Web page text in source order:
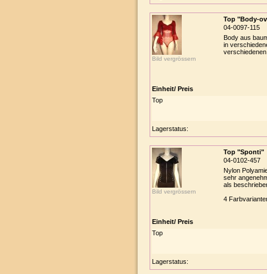
Bild vergrössern
Top "Body-
04-0097-115
Body aus
in
Einheit/ Preis
Top
Lagerstatus:
Bild vergrössern
Top "Sponti"
04-0102-457
Nylon
sehr
als
4
Einheit/ Preis
Top
Lagerstatus: